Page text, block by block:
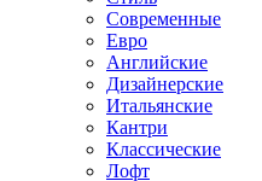
Современные
Евро
Английские
Дизайнерские
Итальянские
Кантри
Классические
Лофт